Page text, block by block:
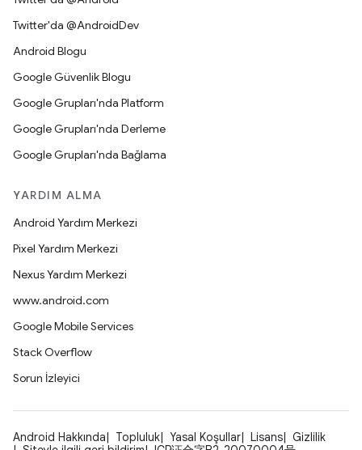
Twitter'da @AndroidDev
Android Blogu
Google Güvenlik Blogu
Google Grupları'nda Platform
Google Grupları'nda Derleme
Google Grupları'nda Bağlama
YARDIM ALMA
Android Yardım Merkezi
Pixel Yardım Merkezi
Nexus Yardım Merkezi
www.android.com
Google Mobile Services
Stack Overflow
Sorun İzleyici
Android Hakkında Topluluk Yasal Koşullar Lisans
Gizlilik